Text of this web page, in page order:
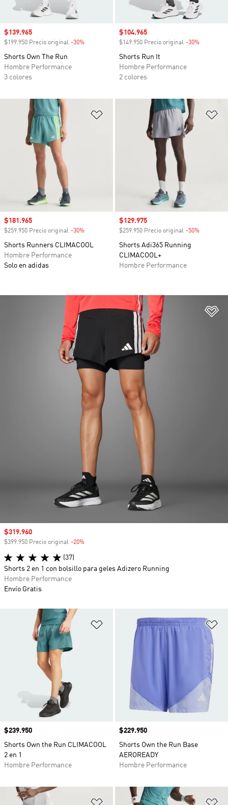
Precio de venta
$139.965
$199.950 Precio original -30%
Shorts Own The Run
Hombre Performance
3 colores
Precio de venta
$104.965
$149.950 Precio original -30%
Shorts Run It
Hombre Performance
2 colores
Añadir a la lista de deseos
Precio de venta
$181.965
$259.950 Precio original -30%
Shorts Runners CLIMACOOL
Hombre Performance
Solo en adidas
Precio de venta
$129.975
$259.950 Precio original -50%
Shorts Adi365 Running
CLIMACOOL+
Hombre Performance
Añadir a la lista de deseos
Precio
$239.950
Shorts Own the Run CLIMACOOL
2 en 1
Hombre Performance
Precio
$229.950
Shorts Own the Run Base
AEROREADY
Hombre Performance
Añadir a la lista de deseos
Precio de venta
$319.960
$399.950 Precio original -20%
(37)
Shorts 2 en 1 con bolsillo para geles Adizero Running
Hombre Performance
Envío Gratis